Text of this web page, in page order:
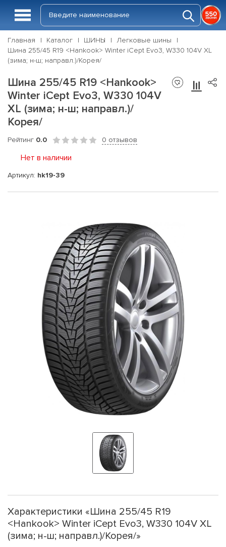
Главная Каталог ШИНЫ
Легковые шины
Шина 255/45 R19 <Hankook> Winter iCept Evo3, W330 104V XL
(зима; н-ш; направл.)/Корея/
Шина 255/45 R19 <Hankook>
Winter iCept Evo3, W330 104V
XL (зима; н-ш; направл.)/
Корея/
Рейтинг 0.0 0 отзывов
Нет в наличии
Артикул: hk19-39
Характеристики «Шина 255/45 R19
<Hankook> Winter iCept Evo3, W330 104V XL
(зима; н-ш; направл.)/Корея/»